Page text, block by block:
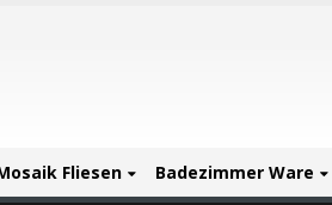
Fliesen Badezimmer Ware